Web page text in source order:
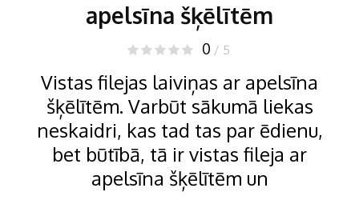
apelsīna šķēlītēm
0 / 5
Vistas filejas laiviņas ar apelsīna
šķēlītēm. Varbūt sākumā liekas
neskaidri, kas tad tas par ēdienu,
bet būtībā, tā ir vistas fileja ar
apelsīna šķēlītēm un